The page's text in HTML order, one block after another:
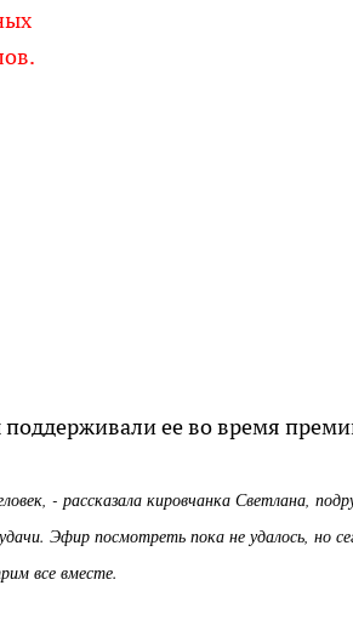
ее во время
- рассказала кировчанка Светлана,
Эфир посмотреть пока не удалось, но
все вместе.